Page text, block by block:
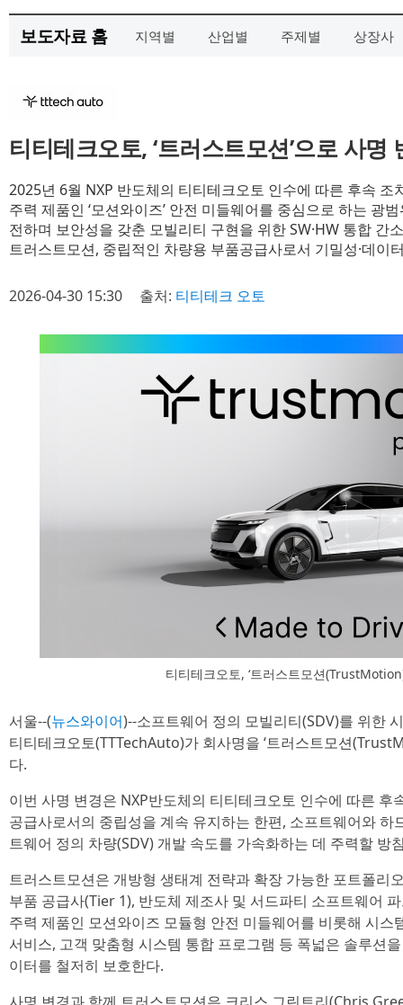
보도자료 홈 지역별 산업별 주제별 상장사
티티테크오토, ‘트러스트모션’으로 사명
2025년 6월 NXP 반도체의 티티테크오토 인수에 따른 후속 조
주력 제품인 ‘모션와이즈’ 안전 미들웨어를 중심으로 하는 광
전하며 보안성을 갖춘 모빌리티 구현을 위한 SW·HW 통합 간
트러스트모션, 중립적인 차량용 부품공급사로서 기밀성·데이
2026-04-30 15:30 출처: 티티테크 오토
티티테크오토, ‘트러스트모션
서울--(뉴스와이어)--소프트웨어 정의 모빌리티(SDV)를 위한
티티테크오토(TTTechAuto)가 회사명을 ‘트러스트모션
다.
이번 사명 변경은 NXP반도체의 티티테크오토 인수에 따른
공급사로서의 중립성을 계속 유지하는 한편, 소프트웨어와
트웨어 정의 차량(SDV) 개발 속도를 가속화하는 데 주력할 방
트러스트모션은 개방형 생태계 전략과 확장 가능한 포트폴리
부품 공급사(Tier 1), 반도체 제조사 및 서드파티 소프트웨어
주력 제품인 모션와이즈 모듈형 안전 미들웨어를 비롯해 시스
서비스, 고객 맞춤형 시스템 통합 프로그램 등 폭넓은 솔루션
이터를 철저히 보호한다.